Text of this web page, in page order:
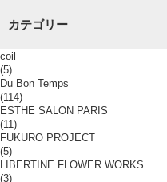
カテゴリー
coil
(5)
Du Bon Temps
(114)
ESTHE SALON PARIS
(11)
FUKURO PROJECT
(5)
LIBERTINE FLOWER WORKS
(3)